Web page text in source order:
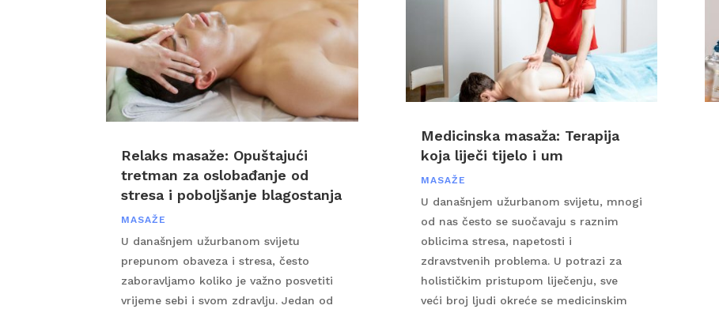
Relaks masaže: Opuštajući
tretman za oslobađanje od
stresa i poboljšanje blagostanja
MASAŽE
U današnjem užurbanom svijetu
prepunom obaveza i stresa, često
zaboravljamo koliko je važno posvetiti
vrijeme sebi i svom zdravlju. Jedan od
Medicinska masaža: Terapija
koja liječi tijelo i um
MASAŽE
U današnjem užurbanom svijetu, mnogi
od nas često se suočavaju s raznim
oblicima stresa, napetosti i
zdravstvenih problema. U potrazi za
holističkim pristupom liječenju, sve
veći broj ljudi okreće se medicinskim